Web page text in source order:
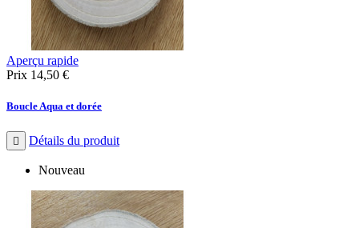
Aperçu rapide
Prix 14,50 €
Boucle Aqua et dorée
 Détails du produit
Nouveau